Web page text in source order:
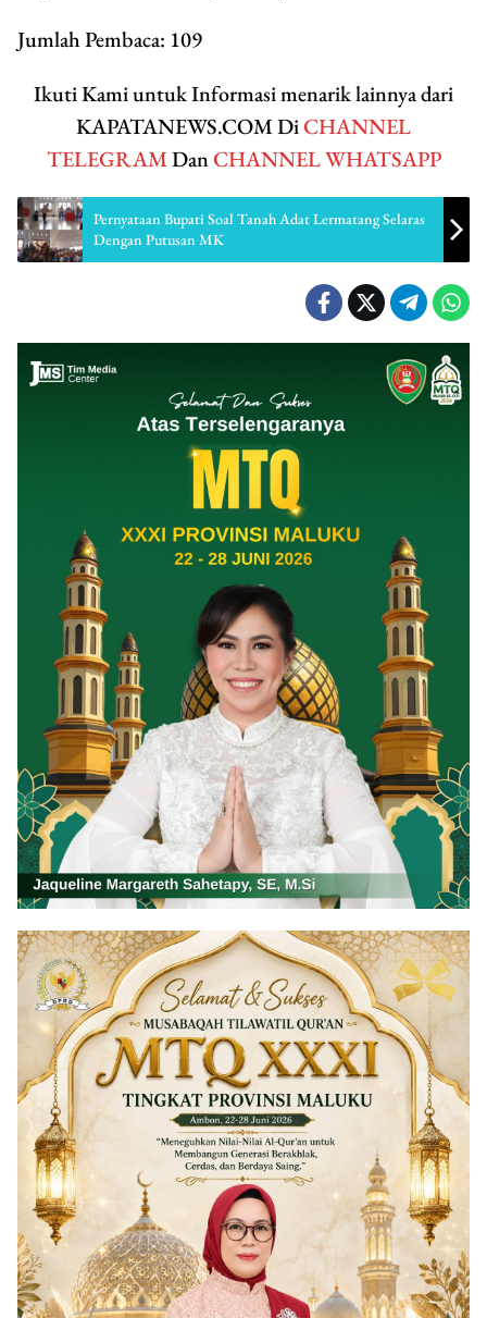
Jumlah Pembaca: 109
Ikuti Kami untuk Informasi menarik lainnya dari
KAPATANEWS.COM DiCHANNEL
TELEGRAMDanCHANNEL WHATSAPP
Pernyataan Bupati Soal Tanah Adat Lermatang Selaras
Dengan Putusan MK